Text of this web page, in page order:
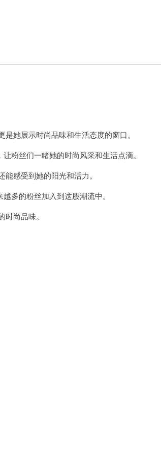
展示时尚品味和生活态度的窗口。
丝们一睹她的时尚风采和生活点滴。
感受到她的阳光和活力。
的粉丝加入到这股潮流中。
尚品味。